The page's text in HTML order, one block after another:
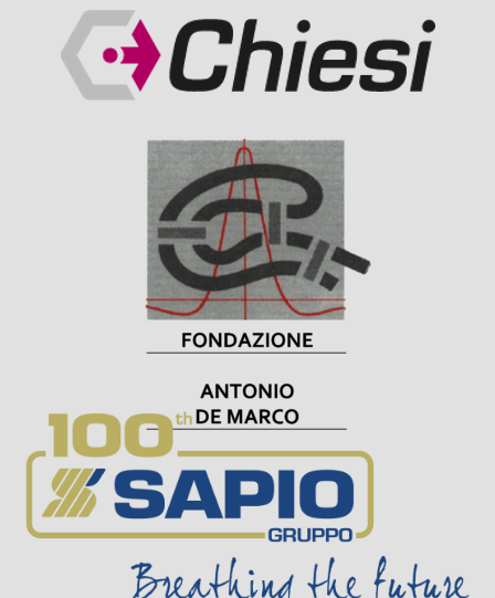
Visit Sponsor Page
Visit Sponsor Page
Visit Sponsor Page